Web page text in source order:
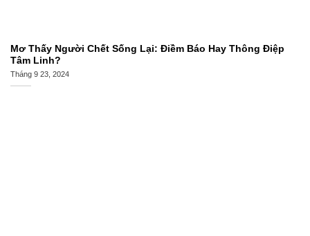
Mơ Thấy Người Chết Sống Lại: Điềm Báo Hay Thông Điệp
Tâm Linh?
Tháng 9 23, 2024